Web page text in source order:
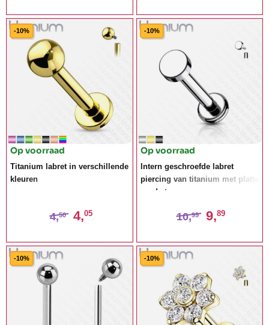
-10%
Op voorraad
Titanium labret in verschillende
kleuren
4,50 4,05
-10%
Op voorraad
Intern geschroefde labret
piercing van titanium met platte
ronde top
10,99 9,89
-10% -10%